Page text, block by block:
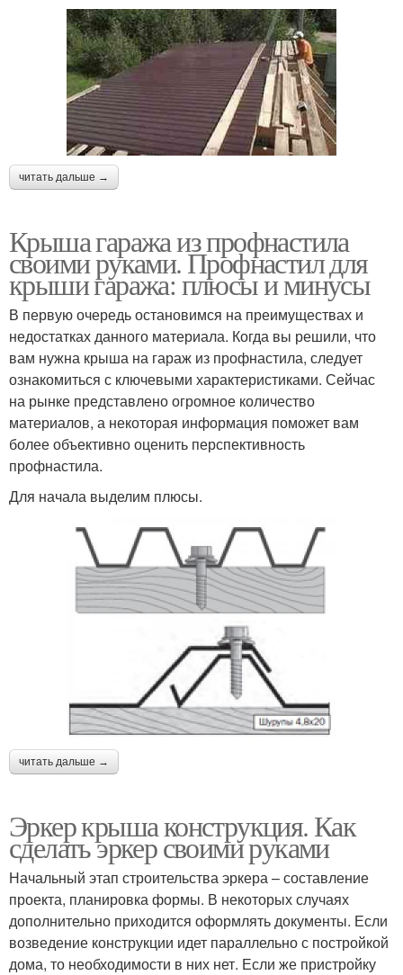
читать дальше →
Крыша гаража из профнастила
своими руками. Профнастил для
крыши гаража: плюсы и минусы
В первую очередь остановимся на преимуществах и
недостатках данного материала. Когда вы решили, что
вам нужна крыша на гараж из профнастила, следует
ознакомиться с ключевыми характеристиками. Сейчас
на рынке представлено огромное количество
материалов, а некоторая информация поможет вам
более объективно оценить перспективность
профнастила.
Для начала выделим плюсы.
читать дальше →
Эркер крыша конструкция. Как
сделать эркер своими руками
Начальный этап строительства эркера – составление
проекта, планировка формы. В некоторых случаях
дополнительно приходится оформлять документы. Если
возведение конструкции идет параллельно с постройкой
дома, то необходимости в них нет. Если же пристройку